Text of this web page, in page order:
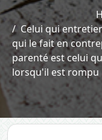
Celui qui
qui le fait en
parenté est celui
lorsqu'il est rompu